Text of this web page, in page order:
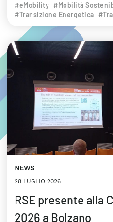
#eMobility #Mobilità
#Transizione Energetica
NEWS
28 LUGLIO 2026
RSE presente alla
2026 a Bolzano